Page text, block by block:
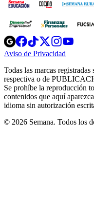
Opens
in
new
Opens
in
new
Opens
in
new
window
Opens
new
window
Aviso de Privacidad
new
window
Todas las marcas
respectiva o de
Se prohíbe la reproducción
contenidos que aquí
idioma sin autorización
© 2026 Semana. Todos los